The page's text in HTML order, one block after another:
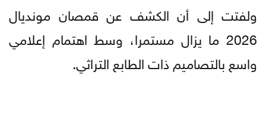
ولفتت إلى أن الكشف عن قمصان مونديال
2026 ما يزال مستمرا، وسط اهتمام إعلامي
واسع بالتصاميم ذات الطابع التراثي.